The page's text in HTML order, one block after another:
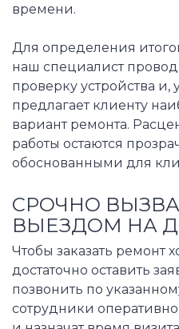
времени.
Для определения
наш специалист
проверку устройства
предлагает клиенту
вариант ремонта.
работы остаются
обоснованными для
СРОЧНО
ВЫЕЗДОМ НА
Чтобы заказать ремонт
достаточно оставить
позвонить по
сотрудники